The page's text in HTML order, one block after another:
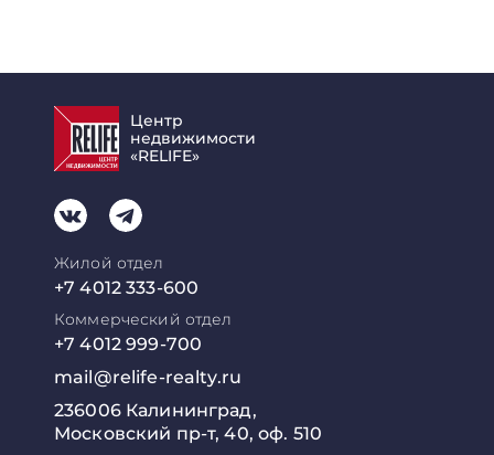
Центр
недвижимости
«RELIFE»
Жилой отдел
+7 4012 333-600
Коммерческий отдел
+7 4012 999-700
mail@relife-realty.ru
236006 Калининград,
Московский пр-т, 40, оф. 510